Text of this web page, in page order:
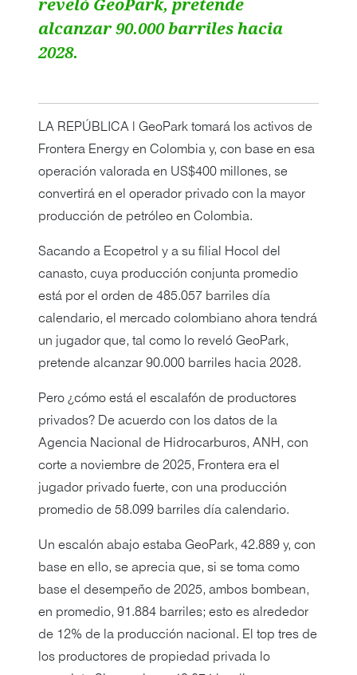
reveló GeoPark, pretende
alcanzar 90.000 barriles hacia
2028.
LA REPÚBLICA | GeoPark tomará los activos de
Frontera Energy en Colombia y, con base en esa
operación valorada en US$400 millones, se
convertirá en el operador privado con la mayor
producción de petróleo en Colombia.
Sacando a Ecopetrol y a su filial Hocol del
canasto, cuya producción conjunta promedio
está por el orden de 485.057 barriles día
calendario, el mercado colombiano ahora tendrá
un jugador que, tal como lo reveló GeoPark,
pretende alcanzar 90.000 barriles hacia 2028.
Pero ¿cómo está el escalafón de productores
privados? De acuerdo con los datos de la
Agencia Nacional de Hidrocarburos, ANH, con
corte a noviembre de 2025, Frontera era el
jugador privado fuerte, con una producción
promedio de 58.099 barriles día calendario.
Un escalón abajo estaba GeoPark, 42.889 y, con
base en ello, se aprecia que, si se toma como
base el desempeño de 2025, ambos bombean,
en promedio, 91.884 barriles; esto es alrededor
de 12% de la producción nacional. El top tres de
los productores de propiedad privada lo